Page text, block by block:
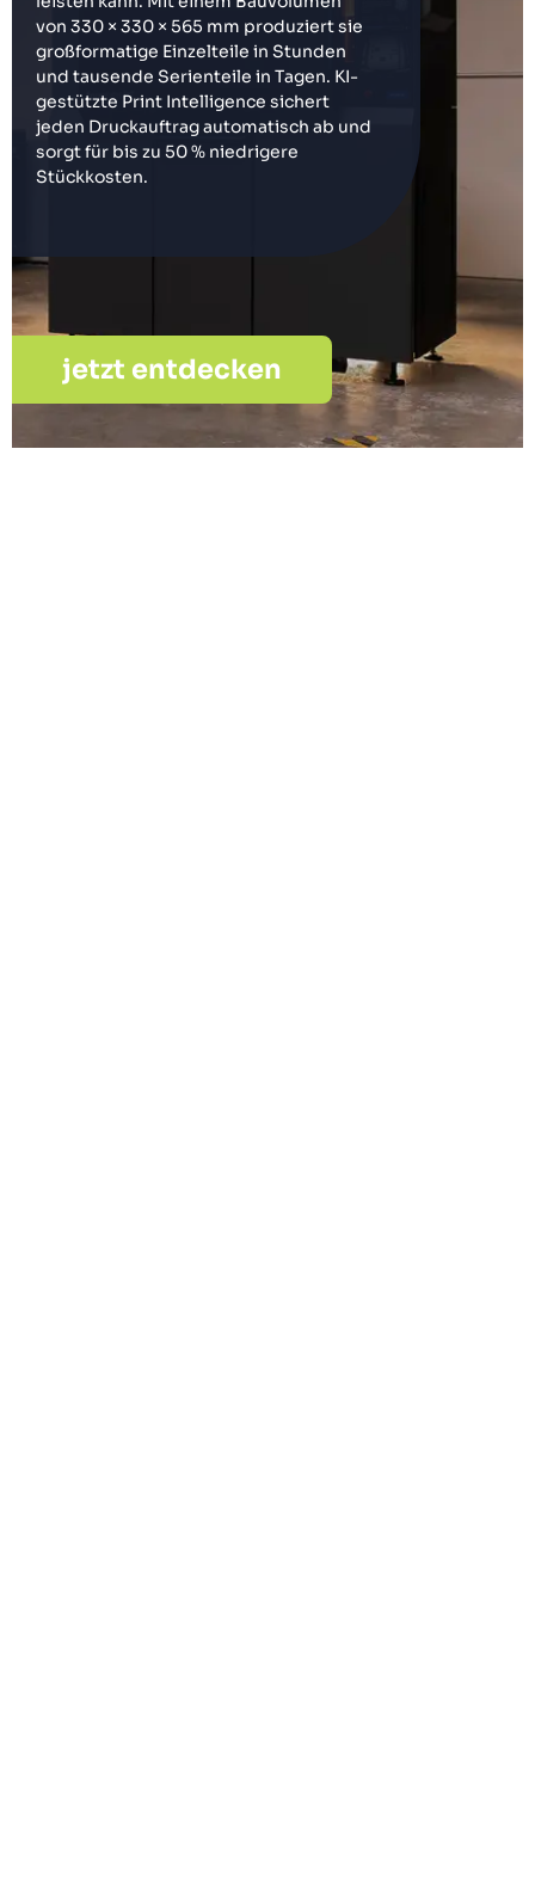
von 330 × 330 × 565 mm produziert sie
großformatige Einzelteile in Stunden
und tausende Serienteile in Tagen. KI-
gestützte Print Intelligence sichert
jeden Druckauftrag automatisch ab und
sorgt für bis zu 50 % niedrigere
Stückkosten.
jetzt entdecken